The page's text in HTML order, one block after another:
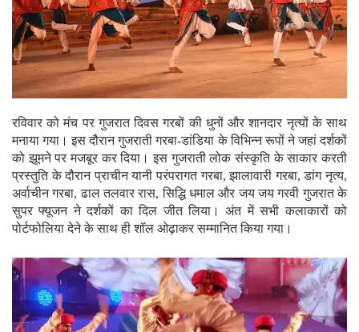
रविवार को मंच पर गुजरात दिवस गरबों की धुनों और शानदार नृत्यों के साथ
मनाया गया। इस दौरान गुजराती गरबा-डांडिया के विभिन्न रूपों ने जहां दर्शकों
को झूमने पर मजबूर कर दिया। इस गुजराती लोक संस्कृति के साकार करती
प्रस्तुति के दौरान प्राचीन यानी परंपरागत गरबा, झालावारी गरबा, डांग नृत्य,
अर्वाचीन गरबा, ढाल तलवार रास, सिद्धि धमाल और जय जय गरवी गुजरात के
सुपर फ्यूजन ने दर्शकों का दिल जीत लिया। अंत में सभी कलाकारों को
पोर्टफोलिया देने के साथ ही शॉल ओढ़ाकर सम्मानित किया गया।